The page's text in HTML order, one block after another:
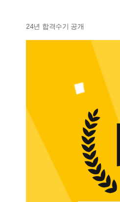
24년 합격수기 공개